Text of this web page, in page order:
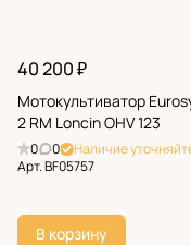
40 200 ₽
Мотокультиватор
2 RM Loncin OHV 123
0 0
Наличие
Арт.BF05757
В корзину